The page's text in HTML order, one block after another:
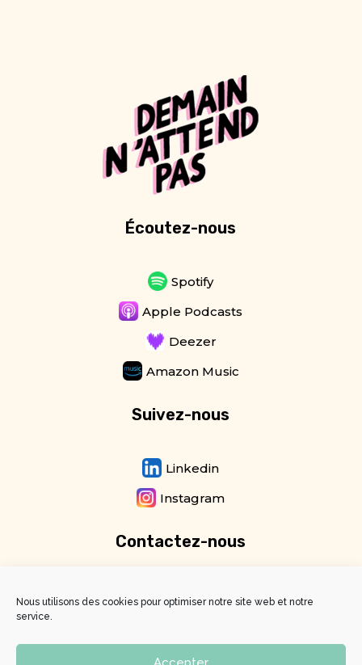
Nous utilisons des cookies pour optimiser notre site web et notre
service.
Écoutez-nous
Spotify
Apple Podcasts
Deezer
Amazon Music
Suivez-nous
Linkedin
Instagram
Contactez-nous
Newsletter